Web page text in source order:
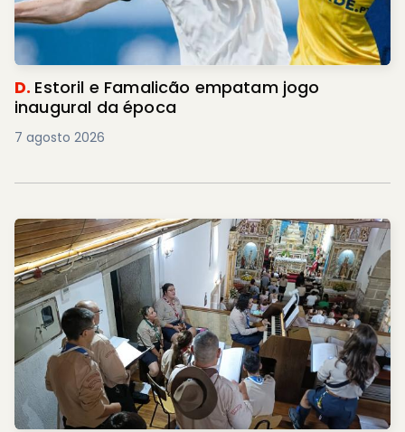
D. Estoril e Famalicão empatam jogo
inaugural da época
7 agosto 2026